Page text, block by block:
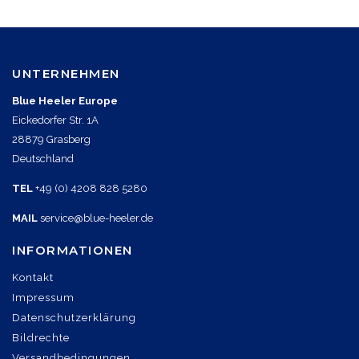
UNTERNEHMEN
Blue Heeler Europe
Eickedorfer Str. 1A
28879 Grasberg
Deutschland
TEL +49 (0) 4208 828 5280
MAIL service@blue-heeler.de
INFORMATIONEN
Kontakt
Impressum
Datenschutzerklärung
Bildrechte